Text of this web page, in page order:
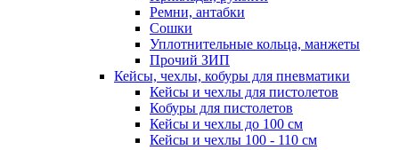
Ремни, антабки
Сошки
Уплотнительные кольца, манжеты
Прочий ЗИП
Кейсы, чехлы, кобуры для пневматики
Кейсы и чехлы для пистолетов
Кобуры для пистолетов
Кейсы и чехлы до 100 см
Кейсы и чехлы 100 - 110 см